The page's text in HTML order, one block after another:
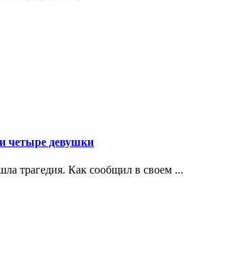
четыре девушки
трагедия. Как сообщил в своем ...